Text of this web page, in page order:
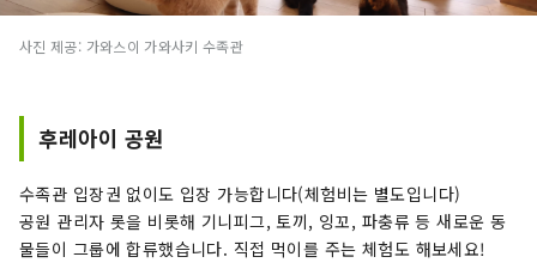
사진 제공: 가와스이 가와사키 수족관
후레아이 공원
수족관 입장권 없이도 입장 가능합니다(체험비는 별도입니다)
공원 관리자 롯을 비롯해 기니피그, 토끼, 잉꼬, 파충류 등 새로운 동
물들이 그룹에 합류했습니다. 직접 먹이를 주는 체험도 해보세요!